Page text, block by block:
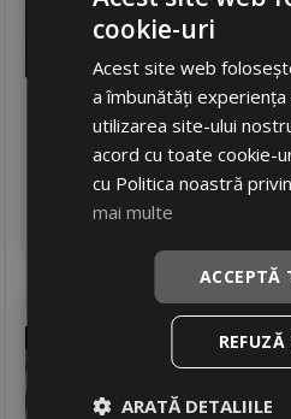
Zgomot
347RON
457 RON
Tracmax
205/60 R16
cookie-uri
Acest site web
a îmbunătăți
utilizarea site-ului
acord cu toate cookie-
cu Politica noastră
mai multe
ACCEPTĂ
ARATĂ DETALIILE